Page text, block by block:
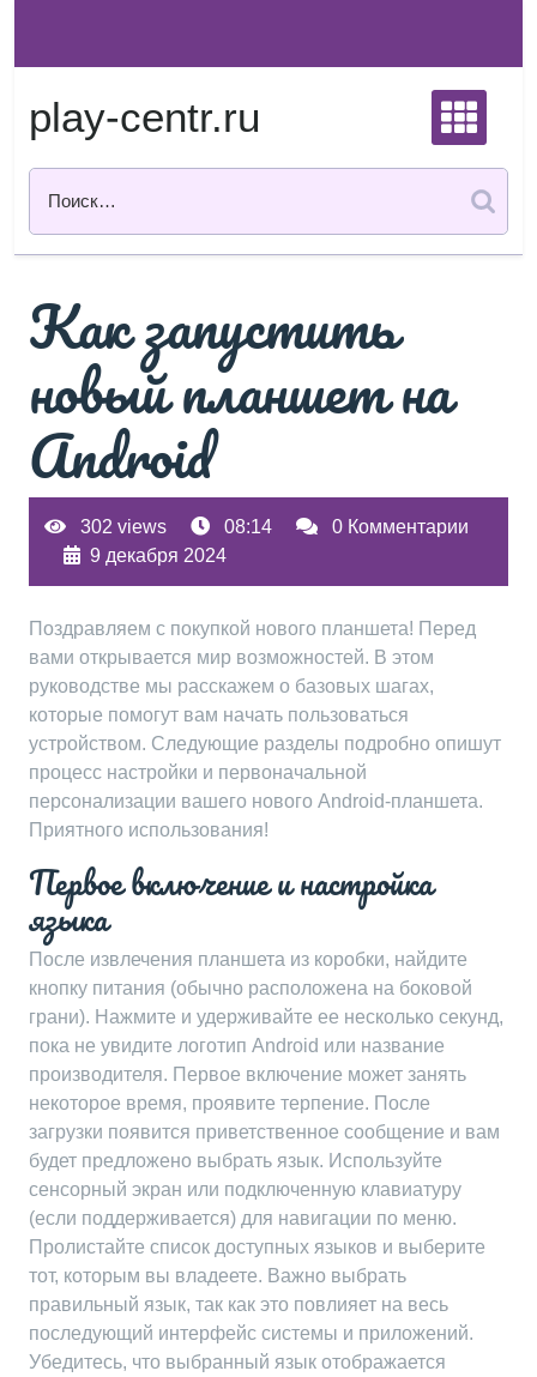
содержимому
play-centr.ru
Как запустить
новый планшет на
Android
302 views 08:14
0 Комментарии
9 декабря 2024
Поздравляем с покупкой нового планшета! Перед
вами открывается мир возможностей. В этом
руководстве мы расскажем о базовых шагах,
которые помогут вам начать пользоваться
устройством. Следующие разделы подробно опишут
процесс настройки и первоначальной
персонализации вашего нового Android-планшета.
Приятного использования!
Первое включение и настройка
языка
После извлечения планшета из коробки, найдите
кнопку питания (обычно расположена на боковой
грани). Нажмите и удерживайте ее несколько секунд,
пока не увидите логотип Android или название
производителя. Первое включение может занять
некоторое время, проявите терпение. После
загрузки появится приветственное сообщение и вам
будет предложено выбрать язык. Используйте
сенсорный экран или подключенную клавиатуру
(если поддерживается) для навигации по меню.
Пролистайте список доступных языков и выберите
тот, которым вы владеете. Важно выбрать
правильный язык, так как это повлияет на весь
последующий интерфейс системы и приложений.
Убедитесь, что выбранный язык отображается